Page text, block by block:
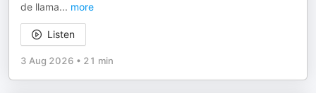
de llama... more
Listen
3 Aug 2026 • 21 min